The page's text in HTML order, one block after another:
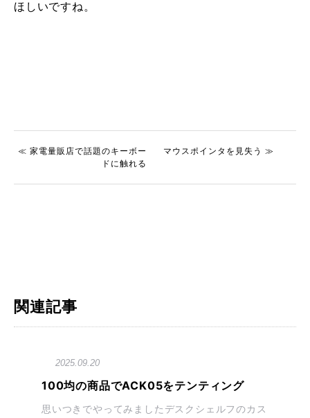
ほしいですね。
≪ 家電量販店で話題のキーボー
ドに触れる
マウスポインタを見失う ≫
関連記事
2025.09.20
100均の商品でACK05をテンティング
思いつきでやってみましたデスクシェルフのカス